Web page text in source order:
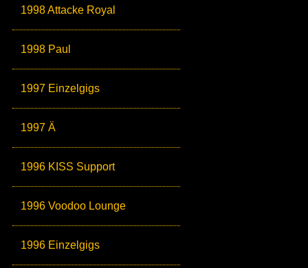
1998 Attacke Royal
1998 Paul
1997 Einzelgigs
1997 Ä
1996 KISS Support
1996 Voodoo Lounge
1996 Einzelgigs